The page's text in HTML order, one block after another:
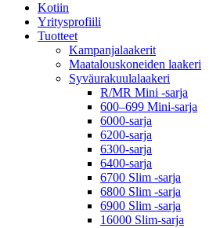
Kotiin
Yritysprofiili
Tuotteet
Kampanjalaakerit
Maatalouskoneiden laakeri
Syväurakuulalaakeri
R/MR Mini -sarja
600–699 Mini-sarja
6000-sarja
6200-sarja
6300-sarja
6400-sarja
6700 Slim -sarja
6800 Slim -sarja
6900 Slim -sarja
16000 Slim-sarja